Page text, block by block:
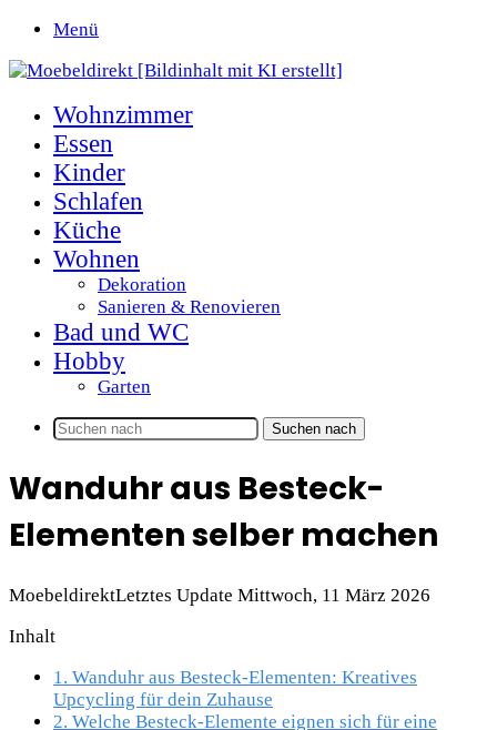
Menü
Wohnzimmer
Essen
Kinder
Schlafen
Küche
Wohnen
Dekoration
Sanieren & Renovieren
Bad und WC
Hobby
Garten
Suchen nach
Wanduhr aus Besteck-
Elementen selber machen
MoebeldirektLetztes Update Mittwoch, 11 März 2026
Inhalt
1. Wanduhr aus Besteck-Elementen: Kreatives
Upcycling für dein Zuhause
2. Welche Besteck-Elemente eignen sich für eine